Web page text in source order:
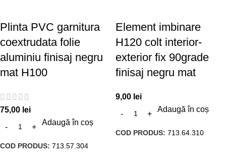
Plinta PVC garnitura
coextrudata folie
aluminiu finisaj negru
mat H100
75,00 lei
Adaugă în coș
COD PRODUS: 713.57.304
Element imbinare
H120 colt interior-
exterior fix 90grade
finisaj negru mat
9,00 lei
Adaugă în coș
COD PRODUS: 713.64.310